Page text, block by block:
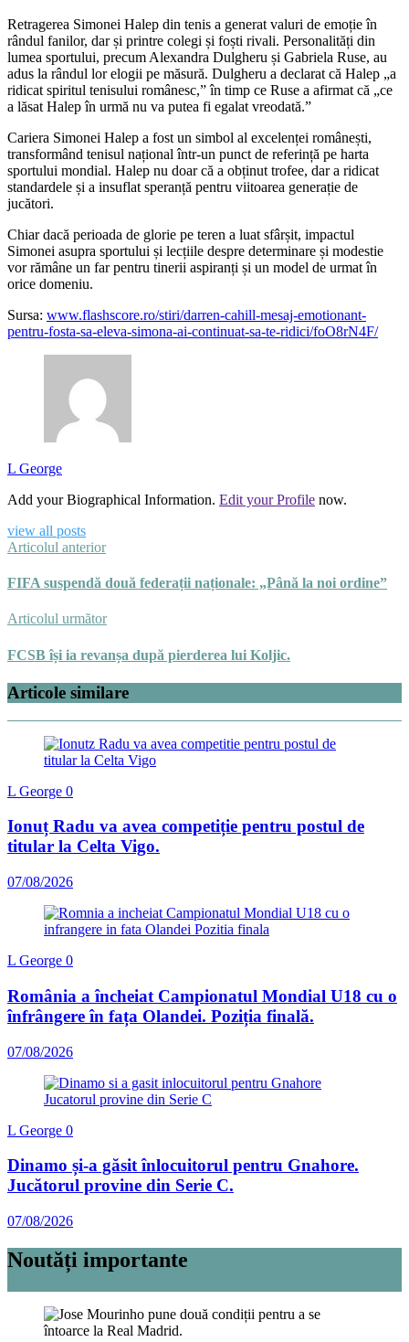
Retragerea Simonei Halep din tenis a generat valuri de emoție în
rândul fanilor, dar și printre colegi și foști rivali. Personalități din
lumea sportului, precum Alexandra Dulgheru și Gabriela Ruse, au
adus la rândul lor elogii pe măsură. Dulgheru a declarat că Halep „a
ridicat spiritul tenisului românesc,” în timp ce Ruse a afirmat că „ce
a lăsat Halep în urmă nu va putea fi egalat vreodată.”
Cariera Simonei Halep a fost un simbol al excelenței românești,
transformând tenisul național într-un punct de referință pe harta
sportului mondial. Halep nu doar că a obținut trofee, dar a ridicat
standardele și a insuflat speranță pentru viitoarea generație de
jucători.
Chiar dacă perioada de glorie pe teren a luat sfârșit, impactul
Simonei asupra sportului și lecțiile despre determinare și modestie
vor rămâne un far pentru tinerii aspiranți și un model de urmat în
orice domeniu.
Sursa: www.flashscore.ro/stiri/darren-cahill-mesaj-emotionant-
pentru-fosta-sa-eleva-simona-ai-continuat-sa-te-ridici/foO8rN4F/
L George
Add your Biographical Information. Edit your Profile now.
view all posts
Articolul anterior
FIFA suspendă două federații naționale: „Până la noi ordine”
Articolul următor
FCSB își ia revanșa după pierderea lui Koljic.
Articole similare
L George 0
Ionuț Radu va avea competiție pentru postul de
titular la Celta Vigo.
07/08/2026
L George 0
România a încheiat Campionatul Mondial U18 cu o
înfrângere în fața Olandei. Poziția finală.
07/08/2026
L George 0
Dinamo și-a găsit înlocuitorul pentru Gnahore.
Jucătorul provine din Serie C.
07/08/2026
Noutăți importante